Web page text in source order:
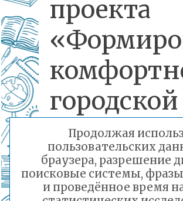
проекта
Продолжая
пользовательских
браузера, разрешение
поисковые системы,
и проведённое время